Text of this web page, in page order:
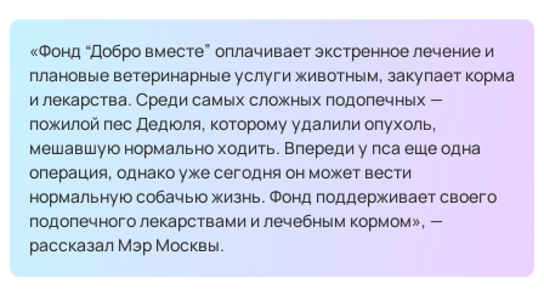
«Фонд “Добро вместе” оплачивает экстренное лечение и
плановые ветеринарные услуги животным, закупает корма
и лекарства. Среди самых сложных подопечных —
пожилой пес Дедюля, которому удалили опухоль,
мешавшую нормально ходить. Впереди у пса еще одна
операция, однако уже сегодня он может вести
нормальную собачью жизнь. Фонд поддерживает своего
подопечного лекарствами и лечебным кормом», —
рассказал Мэр Москвы.